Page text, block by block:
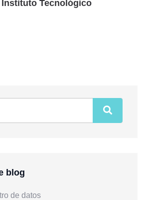
Tecnológico
blog
de datos